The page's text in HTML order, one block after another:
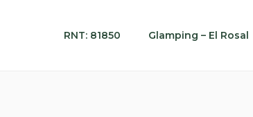
RNT: 81850 Glamping – El Rosal